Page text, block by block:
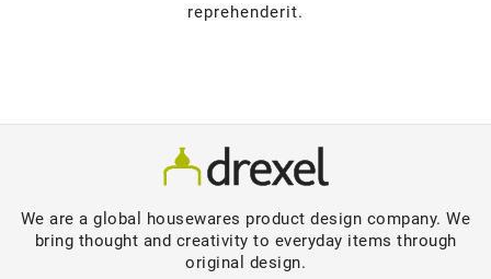
reprehenderit.
We are a global housewares product design company. We
bring thought and creativity to everyday items through
original design.